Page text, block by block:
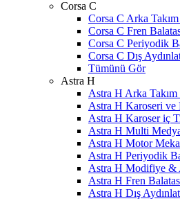
Corsa C
Corsa C Arka
Corsa C Fren
Corsa C Periyodik
Corsa C Dış
Tümünü Gör
Astra H
Astra H Arka Takım
Astra H Karoseri ve
Astra H Karoser iç
Astra H Multi
Astra H Motor
Astra H Periyodik
Astra H Modifiye &
Astra H Fren
Astra H Dış